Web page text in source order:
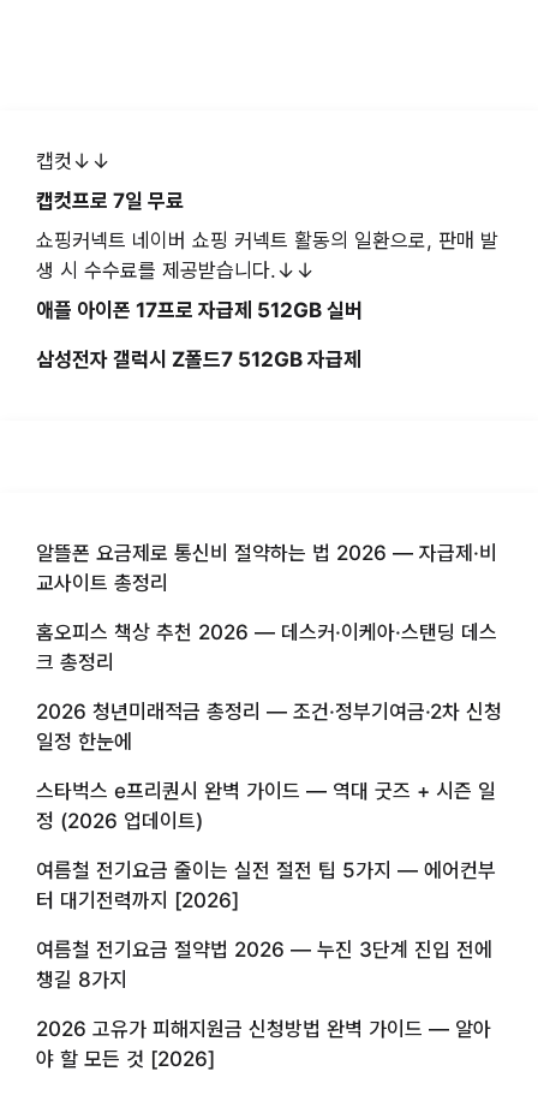
캡컷↓↓
캡컷프로 7일 무료
쇼핑커넥트 네이버 쇼핑 커넥트 활동의 일환으로, 판매 발
생 시 수수료를 제공받습니다.↓↓
애플 아이폰 17프로 자급제 512GB 실버
삼성전자 갤럭시 Z폴드7 512GB 자급제
알뜰폰 요금제로 통신비 절약하는 법 2026 — 자급제·비
교사이트 총정리
홈오피스 책상 추천 2026 — 데스커·이케아·스탠딩 데스
크 총정리
2026 청년미래적금 총정리 — 조건·정부기여금·2차 신청
일정 한눈에
스타벅스 e프리퀀시 완벽 가이드 — 역대 굿즈 + 시즌 일
정 (2026 업데이트)
여름철 전기요금 줄이는 실전 절전 팁 5가지 — 에어컨부
터 대기전력까지 [2026]
여름철 전기요금 절약법 2026 — 누진 3단계 진입 전에
챙길 8가지
2026 고유가 피해지원금 신청방법 완벽 가이드 — 알아
야 할 모든 것 [2026]